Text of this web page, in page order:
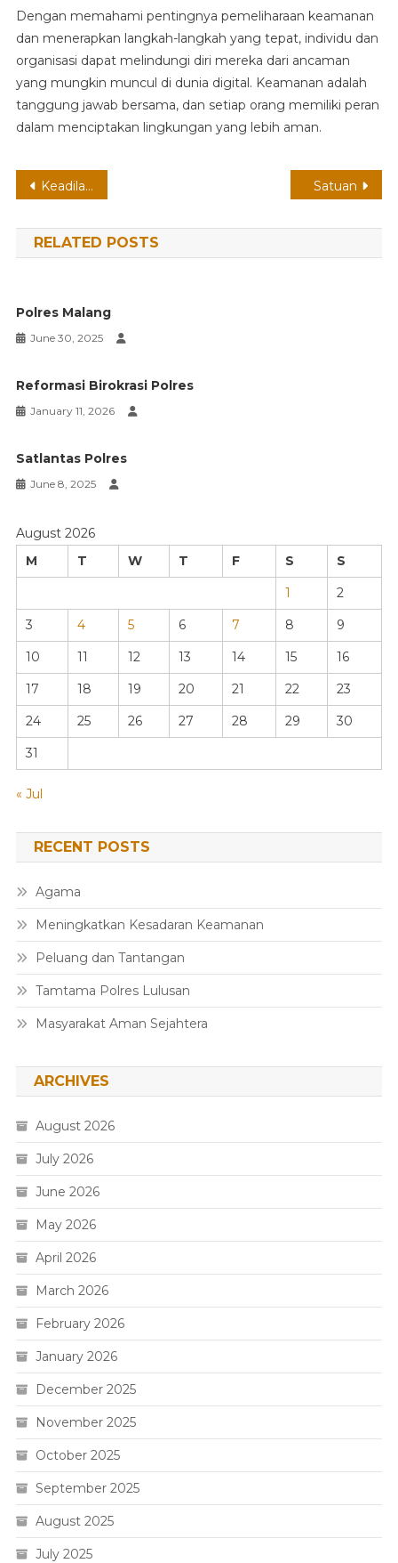
Dengan memahami pentingnya pemeliharaan keamanan
dan menerapkan langkah-langkah yang tepat, individu dan
organisasi dapat melindungi diri mereka dari ancaman
yang mungkin muncul di dunia digital. Keamanan adalah
tanggung jawab bersama, dan setiap orang memiliki peran
dalam menciptakan lingkungan yang lebih aman.
Post
navigation
Keadilan Hukum Satuan
RELATED POSTS
Polres Malang
June 30, 2025
Reformasi Birokrasi Polres
January 11, 2026
Satlantas Polres
June 8, 2025
August 2026
M
T W T F S
S
1
2
3
4 5 6 7 8
9
10
11 12 13 14 15
16
17
18 19 20 21 22
23
24
25 26 27 28 29
30
31
« Jul
RECENT POSTS
Agama
Meningkatkan Kesadaran Keamanan
Peluang dan Tantangan
Tamtama Polres Lulusan
Masyarakat Aman Sejahtera
ARCHIVES
August 2026
July 2026
June 2026
May 2026
April 2026
March 2026
February 2026
January 2026
December 2025
November 2025
October 2025
September 2025
August 2025
July 2025